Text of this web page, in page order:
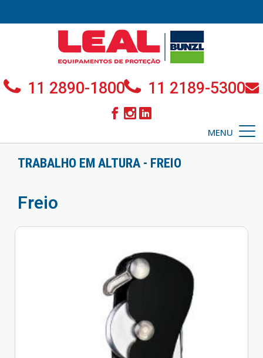
11 2890-1800 11 2189-5300
MENU
TRABALHO EM ALTURA - FREIO
Freio